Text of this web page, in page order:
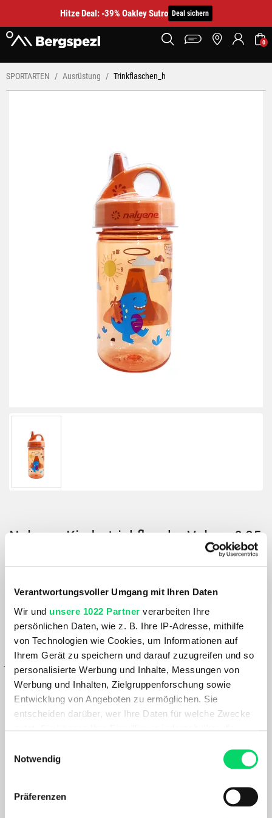
Verantwortungsvoller Umgang mit Ihren Daten
Wir und unsere 1022 Partner verarbeiten Ihre
persönlichen Daten, wie z. B. Ihre IP-Adresse, mithilfe
von Technologien wie Cookies, um Informationen auf
Ihrem Gerät zu speichern und darauf zuzugreifen und so
personalisierte Werbung und Inhalte, Messungen von
Werbung und Inhalten, Zielgruppenforschung sowie
Entwicklung von Angeboten zu ermöglichen. Sie
entscheiden darüber, wer Ihre Daten für welche Zwecke
Trigger Symbol ändern oder widerrufen
Informationen über Ihre geografische Lage
Notwendig
Präferenzen
Hitze Deal: -39% Oakley Sutro Deal sichern
0
SPORTARTEN Ausrüstung Trinkflaschen_h
Nalgene Kindertrinkflasche Vulcan 0,35
17,99 €
am Lager sofort lieferbar: 2-5 Tage
IN DEN WARENKORB
– oder –
IN FILIALE ABHOLEN
GRÖSSE VERFÜGBAR IN
Bergspezl Puch
Du hast eine Frage?
Wir rufen dich an und beraten dich gerne.